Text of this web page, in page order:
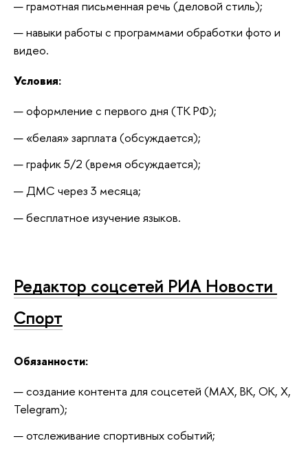
грамотная письменная речь (деловой стиль);
навыки работы с программами обработки фото и
видео.
Условия:
оформление с первого дня (ТК РФ);
«белая» зарплата (обсуждается);
график 5/2 (время обсуждается);
ДМС через 3 месяца;
бесплатное изучение языков.
Редактор соцсетей РИА Новости
Спорт
Обязанности:
создание контента для соцсетей (МАХ, ВК, ОК, Х,
Telegram);
отслеживание спортивных событий;